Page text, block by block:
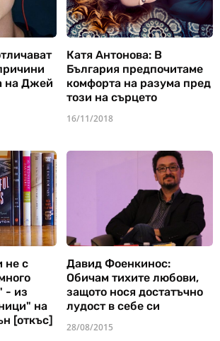
на Джей
Катя Антонова: В
България предпочитаме
комфорта на разума пред
този на сърцето
16/11/2018
не с
- из
на
[откъс]
Давид Фоенкинос:
Обичам тихите любови,
защото нося достатъчно
лудост в себе си
28/08/2015